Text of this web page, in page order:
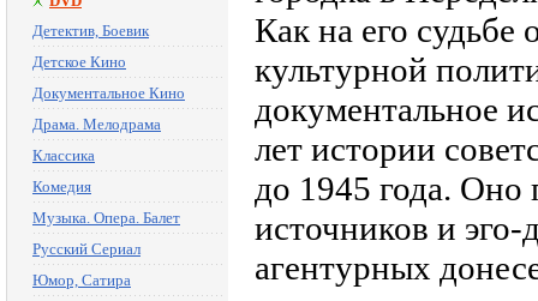
Детектив, Боевик
Детское Кино
Документальное Кино
Драма. Мелодрама
Классика
Комедия
Музыка. Опера. Балет
Русский Сериал
Юмор, Сатира
Как на его судьбе
культурной
документальное
лет истории
до 1945 года. Оно
источников и
агентурных